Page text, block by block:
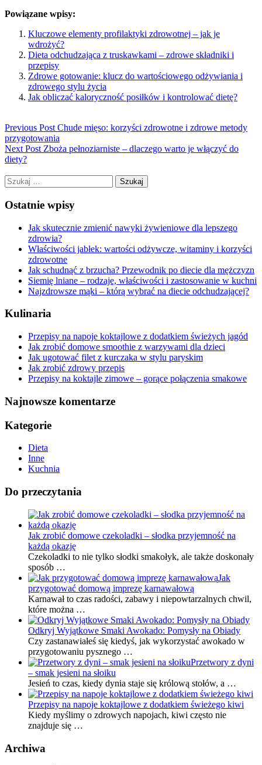
Powiązane wpisy:
Kluczowe elementy profilaktyki zdrowotnej – jak je
wdrożyć?
Dieta odchudzająca z truskawkami – zdrowe składniki i
przepisy
Zdrowe gotowanie: klucz do wartościowego odżywiania i
zdrowego stylu życia
Jak obliczać kaloryczność posiłków i kontrolować dietę?
Previous Post Chude mięso: korzyści zdrowotne i zdrowe metody
przygotowania
Next Post Zboża pełnoziarniste – dlaczego warto je włączyć do
diety?
Szukaj:
Ostatnie wpisy
Jak skutecznie zmienić nawyki żywieniowe dla lepszego
zdrowia?
Właściwości jabłek: wartości odżywcze, witaminy i korzyści
zdrowotne
Jak schudnąć z brzucha? Przewodnik po diecie dla mężczyzn
Siemię lniane – rodzaje, właściwości i zastosowanie w kuchni
Najzdrowsze mąki – którą wybrać na diecie odchudzającej?
Kulinaria
Przepisy na napoje koktajlowe z dodatkiem świeżych jagód
Jak zrobić domowe smoothie z warzywami dla dzieci
Jak ugotować filet z kurczaka w stylu paryskim
Jak zrobić zdrowy przepis
Przepisy na koktajle zimowe – gorące połączenia smakowe
Najnowsze komentarze
Kategorie
Dieta
Inne
Kuchnia
Do przeczytania
Jak zrobić domowe czekoladki – słodka przyjemność na
każdą okazję
Czekoladki to nie tylko słodki smakołyk, ale także doskonały
sposób …
Jak
przygotować domową imprezę karnawałową
Karnawał to czas radości, zabawy i niepowtarzalnych chwil,
które można …
Odkryj Wyjątkowe Smaki Awokado: Pomysły na Obiady
Czy zastanawiałeś się kiedyś, jak wykorzystać awokado w
przygotowaniu pysznego …
Przetwory z dyni
– smak jesieni na słoiku
Jesień to czas, kiedy dynia staje się królową stołów, a …
Przepisy na napoje koktajlowe z dodatkiem świeżego kiwi
Kiedy myślimy o zdrowych napojach, kiwi często nie
znajduje się …
Archiwa